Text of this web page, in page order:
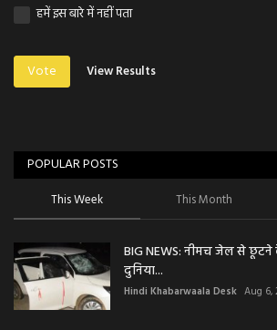
हमें इस बारे में नहीं पता
Vote View Results
POPULAR POSTS
This Week This Month
BIG NEWS: नीमच जेल से
दुनिया...
Hindi Khabarwaala Desk Aug 6,